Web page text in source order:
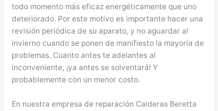
todo momento más eficaz energéticamente que uno
deteriorado. Por este motivo es importante hacer una
revisión periódica de su aparato, y no aguardar al
invierno cuando se ponen de manifiesto la mayoría de
problemas. Cuanto antes te adelantes al
inconveniente, ¡ya antes se solventará! Y
probablemente con un menor costo.
En nuestra empresa de reparación Calderas Beretta